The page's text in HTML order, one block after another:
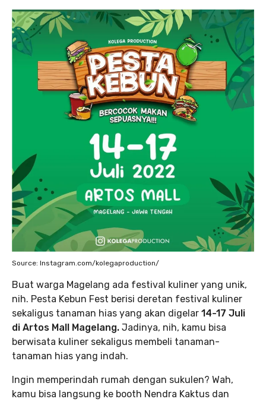
Source: Instagram.com/kolegaproduction/
Buat warga Magelang ada festival kuliner yang unik,
nih. Pesta Kebun Fest berisi deretan festival kuliner
sekaligus tanaman hias yang akan digelar 14-17 Juli
di Artos Mall Magelang. Jadinya, nih, kamu bisa
berwisata kuliner sekaligus membeli tanaman-
tanaman hias yang indah.
Ingin memperindah rumah dengan sukulen? Wah,
kamu bisa langsung ke booth Nendra Kaktus dan